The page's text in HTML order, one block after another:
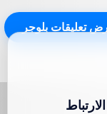
تعليقات بلوجر